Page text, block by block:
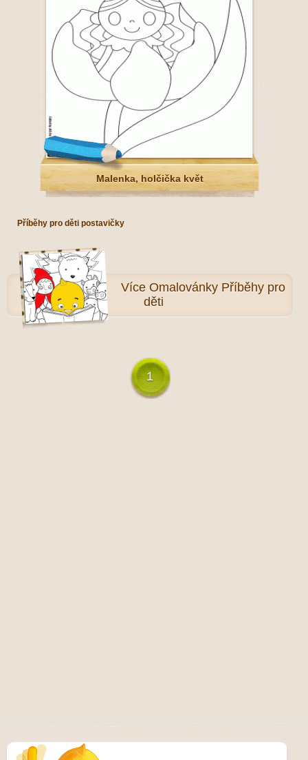
Malenka, holčička květ
Příběhy pro děti postavičky
VíceOmalovánky Příběhy pro
děti
1